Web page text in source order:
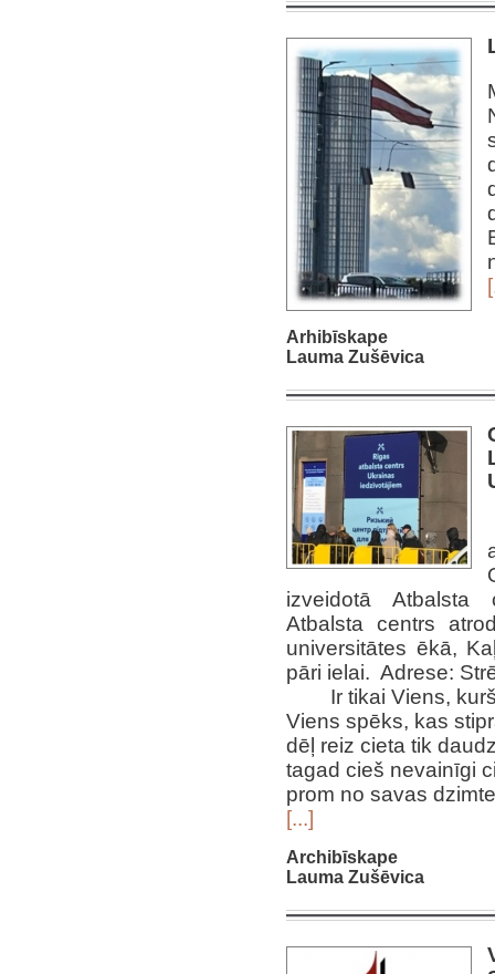
Arhibīskape
Lauma Zušēvica
izveidotā Atbalsta
Atbalsta centrs
universitātes ēkā,
pāri ielai. Adrese:
Ir tikai Viens,
Viens spēks, kas
dēļ reiz cieta tik
tagad cieš nevainīgi
prom no savas
[...]
Archibīskape
Lauma Zušēvica